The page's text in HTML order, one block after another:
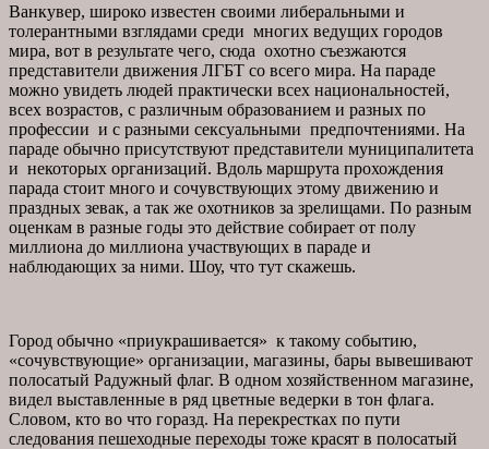
Ванкувер, широко известен своими либеральными и
толерантными взглядами среди многих ведущих городов
мира, вот в результате чего, сюда охотно съезжаются
представители движения ЛГБТ со всего мира. На параде
можно увидеть людей практически всех национальностей,
всех возрастов, с различным образованием и разных по
профессии и с разными сексуальными предпочтениями. На
параде обычно присутствуют представители муниципалитета
и некоторых организаций. Вдоль маршрута прохождения
парада стоит много и сочувствующих этому движению и
праздных зевак, а так же охотников за зрелищами. По разным
оценкам в разные годы это действие собирает от полу
миллиона до миллиона участвующих в параде и
наблюдающих за ними. Шоу, что тут скажешь.
Город обычно «приукрашивается» к такому событию,
«сочувствующие» организации, магазины, бары вывешивают
полосатый Радужный флаг. В одном хозяйственном магазине,
видел выставленные в ряд цветные ведерки в тон флага.
Словом, кто во что горазд. На перекрестках по пути
следования пешеходные переходы тоже красят в полосатый